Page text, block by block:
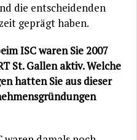
die entscheidenden
geprägt haben.
ISC waren Sie 2007
St. Gallen aktiv. Welche
hatten Sie aus dieser